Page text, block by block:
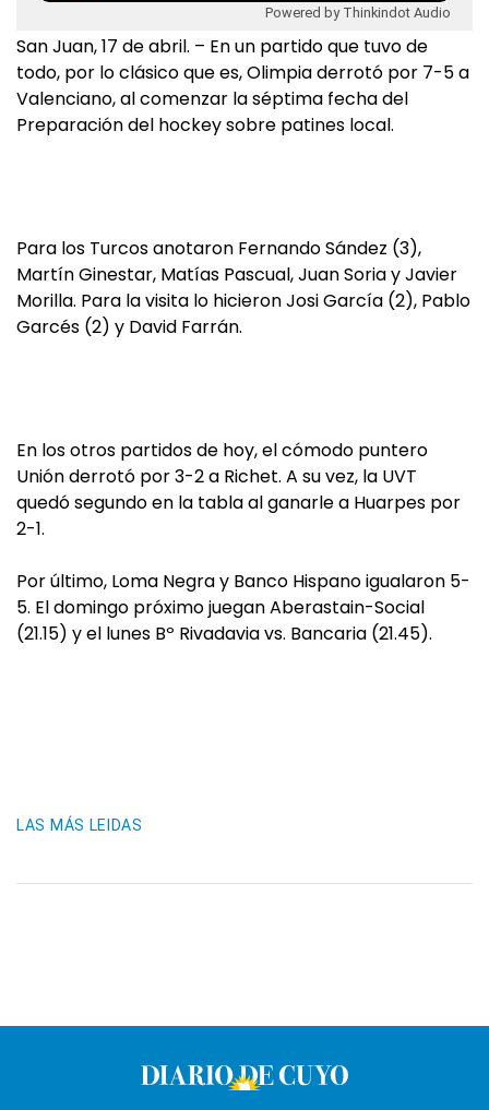
Powered by Thinkindot Audio
San Juan, 17 de abril. – ­En un partido que tuvo de
todo, por lo clásico que es, Olimpia derrotó por 7-5 a
Valenciano, al comenzar la séptima fecha del
Preparación del hockey sobre patines local.
Para los Turcos anotaron Fernando Sández (3),
Martín Ginestar, Matías Pascual, Juan Soria y Javier
Morilla. Para la visita lo hicieron Josi García (2), Pablo
Garcés (2) y David Farrán.
En los otros partidos de hoy, el cómodo puntero
Unión derrotó por 3-2 a Richet. A su vez, la UVT
quedó segundo en la tabla al ganarle a Huarpes por
2-1.
Por último, Loma Negra y Banco Hispano igualaron 5-
5. El domingo próximo juegan Aberastain-Social
(21.15) y el lunes Bº Rivadavia vs. Bancaria (21.45).
LAS MÁS LEIDAS